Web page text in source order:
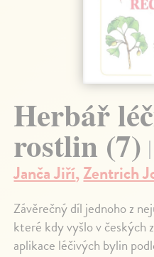
Herbář
rostlin (7)
Janča Jiří,Zentrich
Závěrečný díl jednoho z
které kdy vyšlo v českých
aplikace léčivých bylin